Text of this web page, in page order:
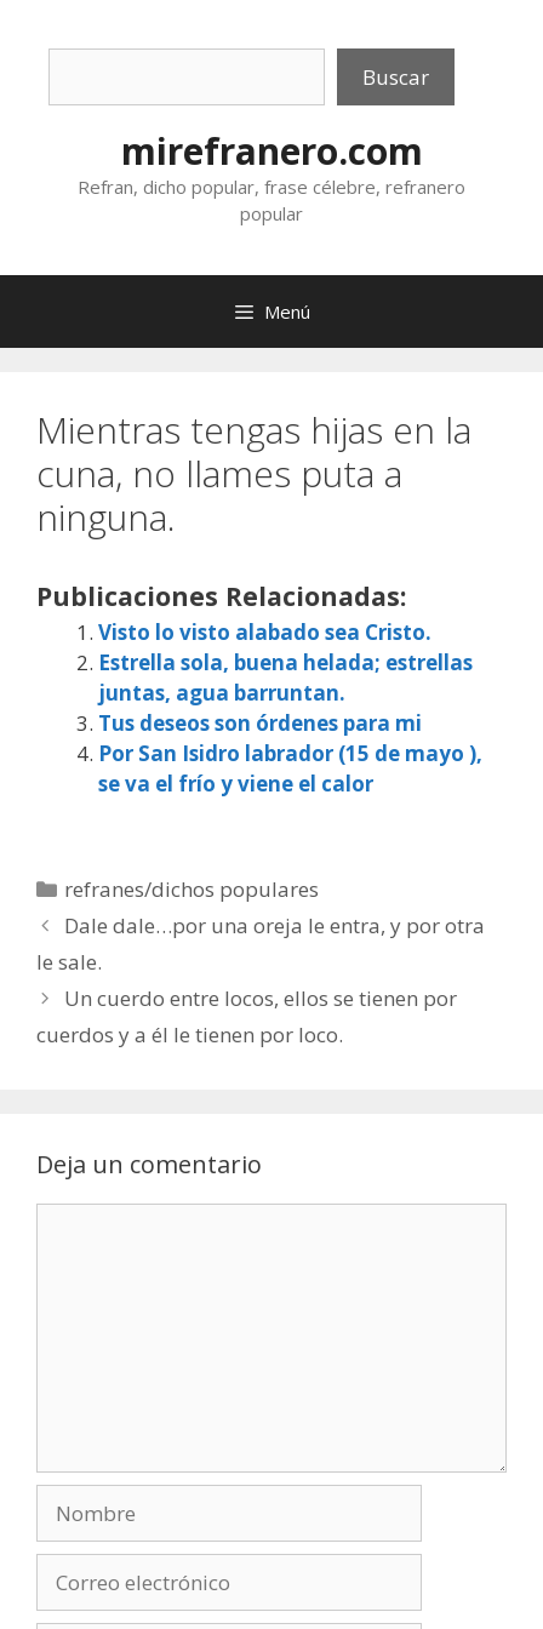
Buscar
mirefranero.com
Refran, dicho popular, frase célebre, refranero
popular
Menú
Mientras tengas hijas en la
cuna, no llames puta a
ninguna.
Publicaciones Relacionadas:
Visto lo visto alabado sea Cristo.
Estrella sola, buena helada; estrellas
juntas, agua barruntan.
Tus deseos son órdenes para mi
Por San Isidro labrador (15 de mayo ),
se va el frío y viene el calor
Categorías
refranes/dichos populares
Dale dale…por una oreja le entra, y por otra
le sale.
Un cuerdo entre locos, ellos se tienen por
cuerdos y a él le tienen por loco.
Deja un comentario
electrónico